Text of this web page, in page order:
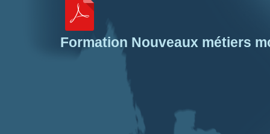
Formation Nouveaux métiers